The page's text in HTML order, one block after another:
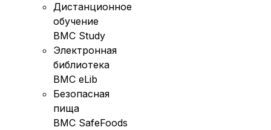
Дистанционное
обучение
BMC Study
Электронная
библиотека
BMC eLib
Безопасная
пища
BMC SafeFoods